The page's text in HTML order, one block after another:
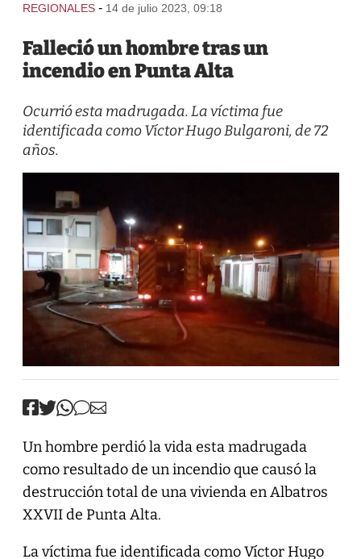
REGIONALES - 14 de julio 2023, 09:18
Falleció un hombre tras un
incendio en Punta Alta
Ocurrió esta madrugada. La víctima fue
identificada como Víctor Hugo Bulgaroni, de 72
años.
Un hombre perdió la vida esta madrugada
como resultado de un incendio que causó la
destrucción total de una vivienda en Albatros
XXVII de Punta Alta.
La víctima fue identificada como Víctor Hugo